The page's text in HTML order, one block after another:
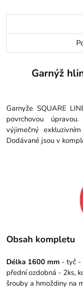
Garnýž
Garnyže SQUARE
povrchovou
výjimečný
Dodávané jsou v
Obsah kompletu
Délka 1600 mm - tyč -
přední ozdobná - 2ks,
šrouby a hmoždiny na